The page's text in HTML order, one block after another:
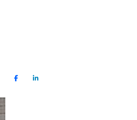
FacebookO LinkedIn